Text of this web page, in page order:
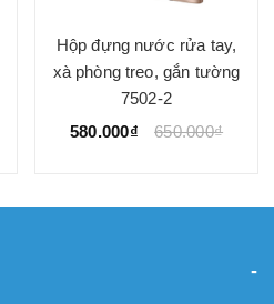
Hộp đựng nước rửa tay,
xà phòng treo, gắn tường
7502-2
580.000₫
650.000₫